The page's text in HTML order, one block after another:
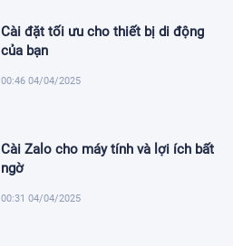
Cài đặt tối ưu cho thiết bị di động
của bạn
00:46 04/04/2025
Cài Zalo cho máy tính và lợi ích bất
ngờ
00:31 04/04/2025